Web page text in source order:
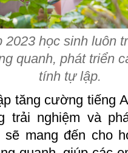
học sinh luôn
quanh, phát triển
tính tự lập.
tăng cường tiếng
trải nghiệm và
sẽ mang đến cho